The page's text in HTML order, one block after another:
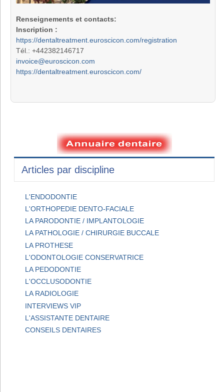
Renseignements et contacts:
Inscription :
https://dentaltreatment.euroscicon.com/registration
Tél.: +442382146717
invoice@euroscicon.com
https://dentaltreatment.euroscicon.com/
Articles par discipline
L'ENDODONTIE
L'ORTHOPEDIE DENTO-FACIALE
LA PARODONTIE / IMPLANTOLOGIE
LA PATHOLOGIE / CHIRURGIE BUCCALE
LA PROTHESE
L'ODONTOLOGIE CONSERVATRICE
LA PEDODONTIE
L'OCCLUSODONTIE
LA RADIOLOGIE
INTERVIEWS VIP
L'ASSISTANTE DENTAIRE
CONSEILS DENTAIRES